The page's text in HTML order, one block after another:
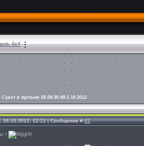
4х4
Сукот в пустыне 29.09-30.09-1.10.2012
16.10.2012, 12:12 | Сообщение #41
!